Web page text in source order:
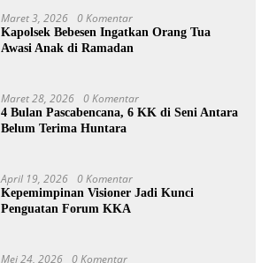
Maret 3, 2026 0 Komentar
Kapolsek Bebesen Ingatkan Orang Tua
Awasi Anak di Ramadan
Maret 28, 2026 0 Komentar
4 Bulan Pascabencana, 6 KK di Seni Antara
Belum Terima Huntara
April 19, 2026 0 Komentar
Kepemimpinan Visioner Jadi Kunci
Penguatan Forum KKA
Mei 24, 2026 0 Komentar